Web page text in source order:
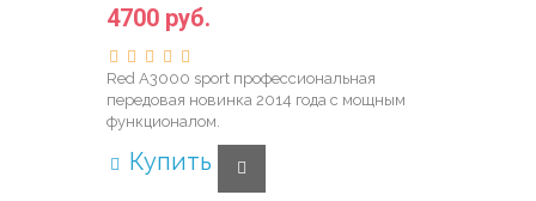
4700 руб.
Red A3000 sport профессиональная
передовая новинка 2014 года с мощным
функционалом.
Купить